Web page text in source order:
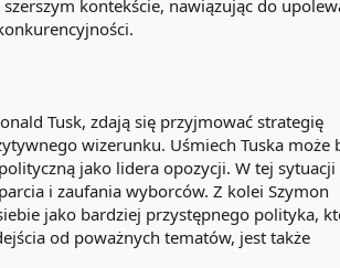
kontekście, nawiązując do
Tusk, zdają się przyjmować strategię
wizerunku. Uśmiech Tuska może
jako lidera opozycji. W tej sytuacji
i zaufania wyborców. Z kolei Szymon
jako bardziej przystępnego polityka,
od poważnych tematów, jest także